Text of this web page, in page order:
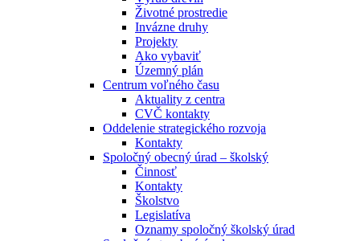
Životné prostredie
Invázne druhy
Projekty
Ako vybaviť
Územný plán
Centrum voľného času
Aktuality z centra
CVČ kontakty
Oddelenie strategického rozvoja
Kontakty
Spoločný obecný úrad – školský
Činnosť
Kontakty
Školstvo
Legislatíva
Oznamy spoločný školský úrad